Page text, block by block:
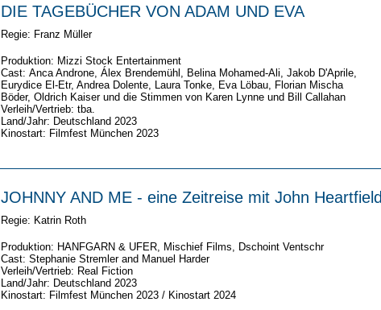
DIE TAGEBÜCHER VON ADAM UND EVA
Regie: Franz Müller
Produktion: Mizzi Stock Entertainment
Cast: Anca Androne, Álex Brendemühl, Belina Mohamed-Ali, Jakob D'Aprile,
Eurydice El-Etr, Andrea Dolente, Laura Tonke, Eva Löbau, Florian Mischa
Böder, Oldrich Kaiser und die Stimmen von Karen Lynne und Bill Callahan
Verleih/Vertrieb: tba.
Land/Jahr: Deutschland 2023
Kinostart: Filmfest München 2023
JOHNNY AND ME - eine Zeitreise mit John Heartfield
Regie: Katrin Roth
Produktion: HANFGARN & UFER, Mischief Films, Dschoint Ventschr
Cast: Stephanie Stremler and Manuel Harder
Verleih/Vertrieb: Real Fiction
Land/Jahr: Deutschland 2023
Kinostart: Filmfest München 2023 / Kinostart 2024